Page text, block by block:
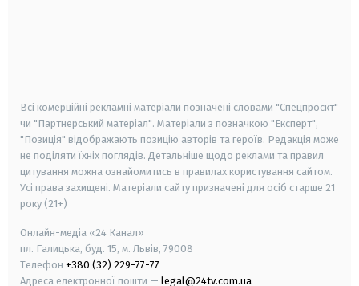
Всі комерційні рекламні матеріали позначені словами "Спецпроєкт"
чи "Партнерський матеріал". Матеріали з позначкою "Експерт",
"Позиція" відображають позицію авторів та героїв. Редакція може
не поділяти їхніх поглядів. Детальніше щодо реклами та правил
цитування можна ознайомитись в правилах користування сайтом.
Усі права захищені. Матеріали сайту призначені для осіб старше 21
року (21+)
Онлайн-медіа «24 Канал»
пл. Галицька, буд. 15, м. Львів, 79008
Телефон +380 (32) 229-77-77
Адреса електронної пошти — legal@24tv.com.ua